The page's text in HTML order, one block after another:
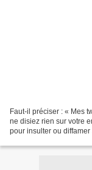
Faut-il préciser : « Mes
ne disiez rien sur votre
pour insulter ou